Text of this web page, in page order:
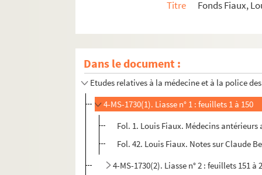
Titre
Fonds Fiaux,
Dans le document :
4-MS-1726. Notes diverses de Louis Fiaux
4-MS-1728. Moeurs des prêtres et du clergé
4-MS-1729. Le mariage et le divorce
Etudes relatives à la médecine et à la police
4-MS-1730(1). Liasse n° 1 : feuillets 1 à 150
Fol. 1. Louis Fiaux. Médecins
Fol. 42. Louis Fiaux. Notes sur Claude
4-MS-1730(2). Liasse n° 2 : feuillets 151 à